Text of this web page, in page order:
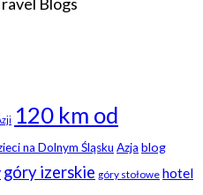
120 km od
na Dolnym Śląsku Azja blog
góry izerskie góry stołowe hotel